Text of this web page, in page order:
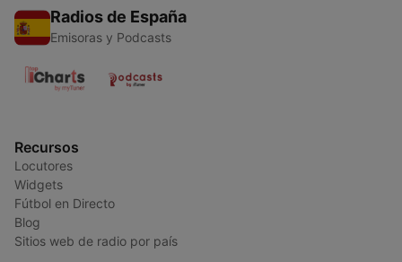
Radios de España
Emisoras y Podcasts
Recursos
Locutores
Widgets
Fútbol en Directo
Blog
Sitios web de radio por país